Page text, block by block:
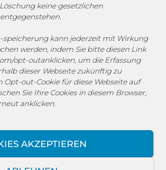
keine gesetzlichen
kann jederzeit mit Wirkung
werden, indem Sie bitte diesen Link
opt-outanklicken, um die Erfassung
dieser Webseite zukünftig zu
Opt-out-Cookie für diese Webseite auf
Sie Ihre Cookies in diesem Browser,
anklicken.
AKZEPTIEREN
IT GmbH & Co. KG |
the right not to be responsible for
completeness or quality of the
claims against the author,
or immaterial nature caused by use
or the use of incorrect or
negligent fault. All offers are
non-binding. Parts of the pages or
including all offers and